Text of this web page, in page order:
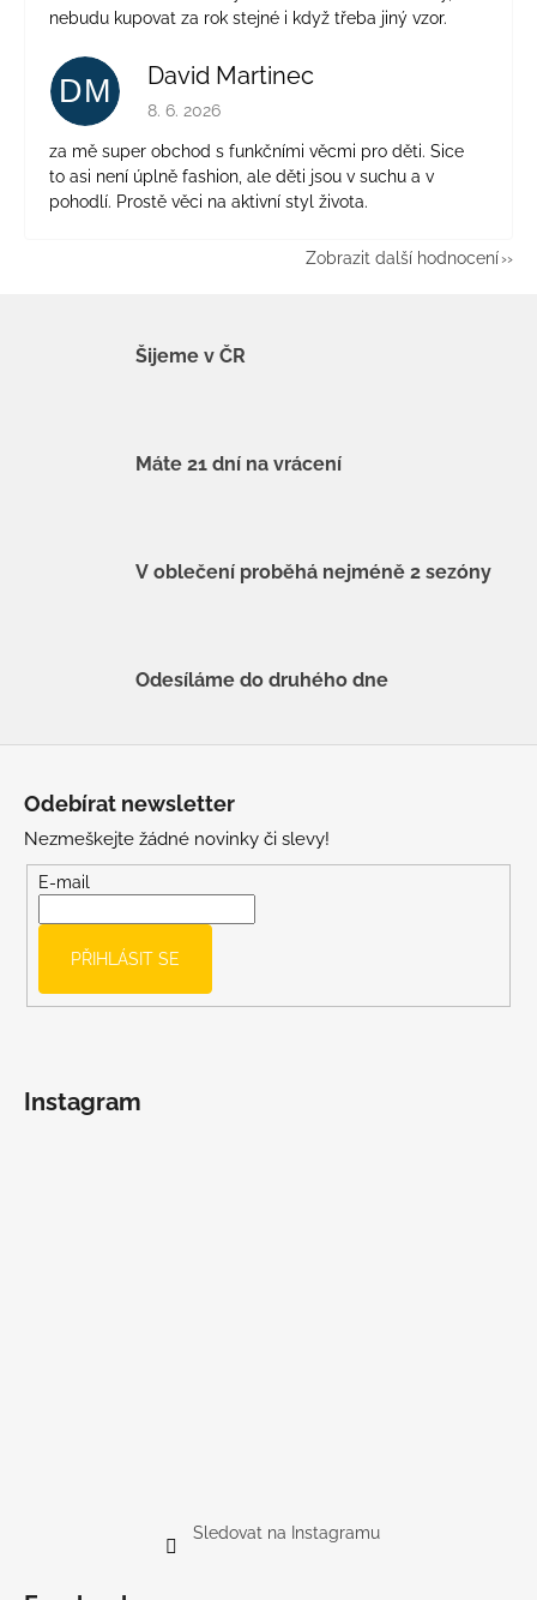
nebudu kupovat za rok stejné i když třeba jiný vzor.
DM David Martinec
Hodnocení obchodu je 5 z 5 hvězdiček.
8. 6. 2026
za mě super obchod s funkčními věcmi pro děti. Sice
to asi není úplně fashion, ale děti jsou v suchu a v
pohodlí. Prostě věci na aktivní styl života.
Zobrazit další hodnocení
Šijeme v ČR
Máte 21 dní na vrácení
V oblečení proběhá nejméně 2 sezóny
Odesíláme do druhého dne
Odebírat newsletter
Nezmeškejte žádné novinky či slevy!
E-mail
PŘIHLÁSIT SE
Instagram
Sledovat na Instagramu